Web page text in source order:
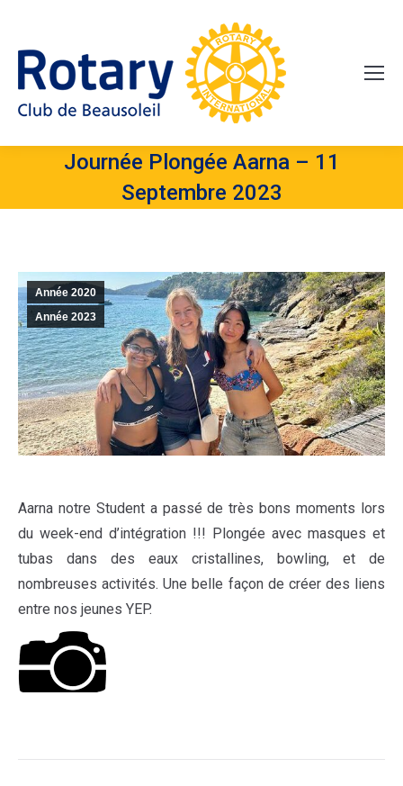
Journée Plongée Aarna – 11
Septembre 2023
Année 2020
Année 2023
Aarna notre Student a passé de très bons moments lors
du week-end d’intégration !!! Plongée avec masques et
tubas dans des eaux cristallines, bowling, et de
nombreuses activités. Une belle façon de créer des liens
entre nos jeunes YEP.